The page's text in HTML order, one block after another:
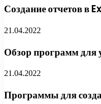
Создание отчетов в
21.04.2022
Обзор программ для
21.04.2022
Программы для